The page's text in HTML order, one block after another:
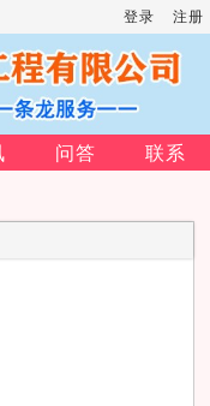
登录 注册
问答 联系